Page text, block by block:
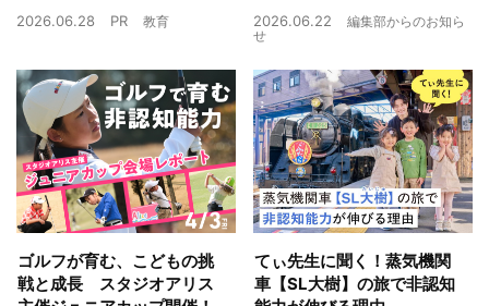
2026.06.28 PR 教育 2026.06.22
編集部からのお知ら
せ
ゴルフが育む、こどもの挑
戦と成長 スタジオアリス
てぃ先生に聞く！蒸気機関
車【SL大樹】の旅で非認知